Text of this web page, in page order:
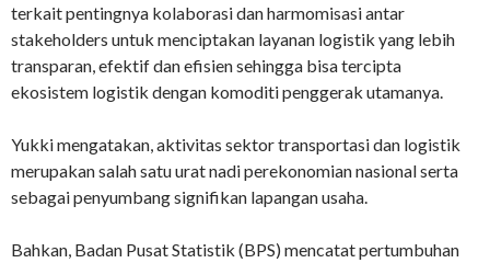
terkait pentingnya kolaborasi dan harmomisasi antar
stakeholders untuk menciptakan layanan logistik yang lebih
transparan, efektif dan efisien sehingga bisa tercipta
ekosistem logistik dengan komoditi penggerak utamanya.
Yukki mengatakan, aktivitas sektor transportasi dan logistik
merupakan salah satu urat nadi perekonomian nasional serta
sebagai penyumbang signifikan lapangan usaha.
Bahkan, Badan Pusat Statistik (BPS) mencatat pertumbuhan